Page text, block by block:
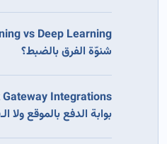
شنوّة الفرق بالضبط؟
بوابة الدفع بالموقع ولا الـApp